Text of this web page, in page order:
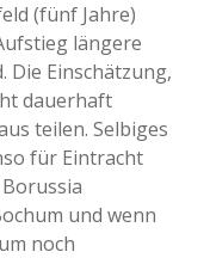
(fünf Jahre)
längere
Die Einschätzung,
dauerhaft
teilen. Selbiges
für Eintracht
und wenn
noch